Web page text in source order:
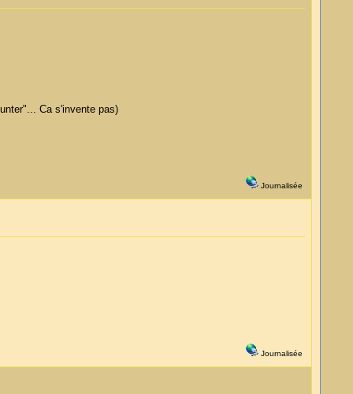
Ca s'invente pas)
Journalisée
Journalisée